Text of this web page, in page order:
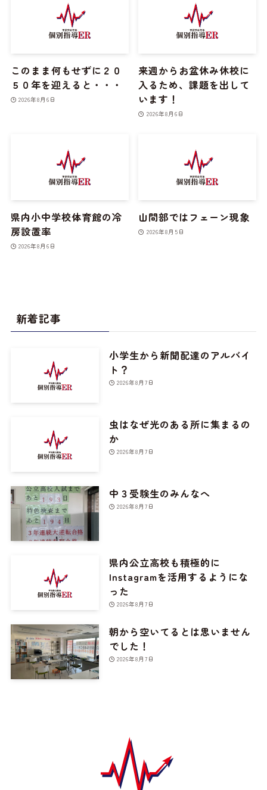
このまま何もせずに２０
５０年を迎えると・・・
2026年8月6日
来週からお盆休み休校に
入るため、課題を出して
います！
2026年8月6日
県内小中学校体育館の冷
房設置率
2026年8月6日
山間部ではフェーン現象
2026年8月5日
新着記事
小学生から新聞配達のアルバイ
ト？
2026年8月7日
虫はなぜ光のある所に集まるの
か
2026年8月7日
中３受験生のみんなへ
2026年8月7日
県内公立高校も積極的に
Instagramを活用するようにな
った
2026年8月7日
朝から空いてるとは思いません
でした！
2026年8月7日